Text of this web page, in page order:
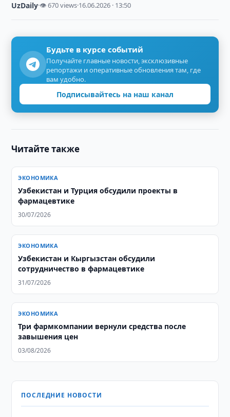
UzDaily·👁 670 views·16.06.2026 · 13:50
Будьте в курсе событий
Получайте главные новости, эксклюзивные
репортажи и оперативные обновления там, где
вам удобно.
Подписывайтесь на наш канал
Читайте также
ЭКОНОМИКА
Узбекистан и Турция обсудили проекты в
фармацевтике
30/07/2026
ЭКОНОМИКА
Узбекистан и Кыргызстан обсудили
сотрудничество в фармацевтике
31/07/2026
ЭКОНОМИКА
Три фармкомпании вернули средства после
завышения цен
03/08/2026
ПОСЛЕДНИЕ НОВОСТИ